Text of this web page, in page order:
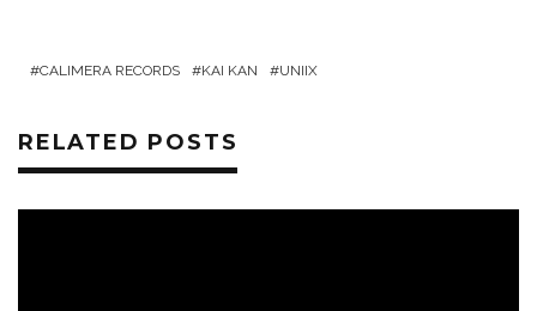
CALIMERA RECORDS KAI KAN UNIIX
RELATED POSTS